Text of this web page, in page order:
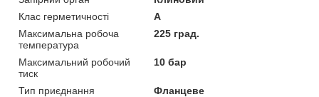
Клас герметичності
А
Максимальна робоча
температура
225 град.
Максимальний робочий
тиск
10 бар
Тип приєднання
Фланцеве